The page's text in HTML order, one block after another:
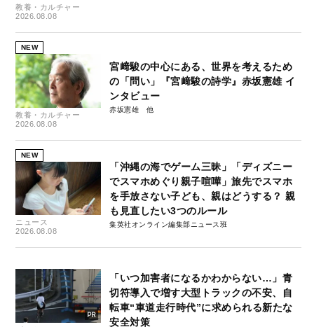
教養・カルチャー
2026.08.08
NEW
教養・カルチャー
2026.08.08
宮﨑駿の中心にある、世界を考えるため
の「問い」『宮﨑駿の詩学』赤坂憲雄 イ
ンタビュー
赤坂憲雄
NEW
ニュース
2026.08.08
「沖縄の海でゲーム三昧」「ディズニー
でスマホめぐり親子喧嘩」旅先でスマホ
を手放さない子ども、親はどうする？ 親
も見直したい3つのルール
集英社オンライン編集部ニュース班
「いつ加害者になるかわからない…」青
切符導入で増す大型トラックの不安、自
転車“車道走行時代”に求められる新たな
安全対策